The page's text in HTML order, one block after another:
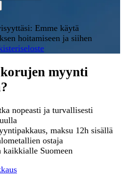
Emme käytä
hoitamiseen ja siihen
myynti
nopeasti ja turvallisesti
maksu 12h sisällä
ostaja
kaikkialle Suomeen